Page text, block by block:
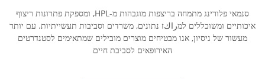
סנמאי פלורינג מתמחה בריצפות מוגבהות מ-HPL, ומספקת פתרונות ריצוף
איכותיים ומשוכללים למراكז נתונים, משרדים וסביבות תעשייתיות. עם יותר
מעשור של ניסיון, אנו מבטיחים מוצרים מובילים שמתאימים לסטנדרטים
האירופאים לסביבת חיים